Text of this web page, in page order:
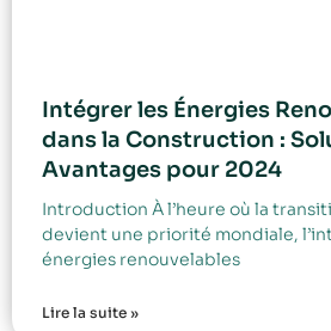
Intégrer les Énergies
dans la Construction :
Avantages pour 2024
Introduction À l’heure où la
devient une priorité mondiale,
énergies renouvelables
Lire la suite »